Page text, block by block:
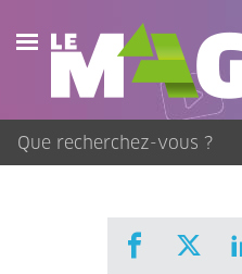
Actualités
Agenda
Publications